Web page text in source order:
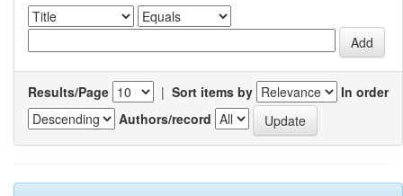
Results/Page | Sort items by
In order
Authors/record